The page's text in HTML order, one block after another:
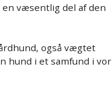
væsentlig del af den
også vægtet
hund i et samfund i vor